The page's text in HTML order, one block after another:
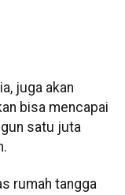
juga akan
bisa mencapai
satu juta
rumah tangga